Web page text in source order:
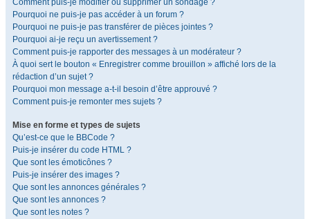
Comment puis-je modifier ou supprimer un sondage ?
Pourquoi ne puis-je pas accéder à un forum ?
Pourquoi ne puis-je pas transférer de pièces jointes ?
Pourquoi ai-je reçu un avertissement ?
Comment puis-je rapporter des messages à un modérateur ?
À quoi sert le bouton « Enregistrer comme brouillon » affiché lors de la
rédaction d’un sujet ?
Pourquoi mon message a-t-il besoin d’être approuvé ?
Comment puis-je remonter mes sujets ?
Mise en forme et types de sujets
Qu’est-ce que le BBCode ?
Puis-je insérer du code HTML ?
Que sont les émoticônes ?
Puis-je insérer des images ?
Que sont les annonces générales ?
Que sont les annonces ?
Que sont les notes ?